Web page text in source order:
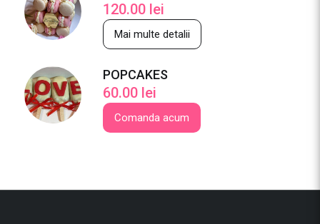
120.00 lei
Mai multe detalii
POPCAKES
60.00 lei
Comanda acum